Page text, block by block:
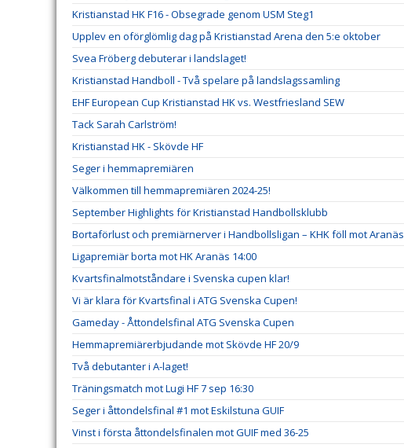
Kristianstad HK F16 - Obsegrade genom USM Steg1
Upplev en oförglömlig dag på Kristianstad Arena den 5:e oktober
Svea Fröberg debuterar i landslaget!
Kristianstad Handboll - Två spelare på landslagssamling
EHF European Cup Kristianstad HK vs. Westfriesland SEW
Tack Sarah Carlström!
Kristianstad HK - Skövde HF
Seger i hemmapremiären
Välkommen till hemmapremiären 2024-25!
September Highlights för Kristianstad Handbollsklubb
Bortaförlust och premiärnerver i Handbollsligan – KHK föll mot Aranäs
Ligapremiär borta mot HK Aranäs 14:00
Kvartsfinalmotståndare i Svenska cupen klar!
Vi är klara för Kvartsfinal i ATG Svenska Cupen!
Gameday - Åttondelsfinal ATG Svenska Cupen
Hemmapremiärerbjudande mot Skövde HF 20/9
Två debutanter i A-laget!
Träningsmatch mot Lugi HF 7 sep 16:30
Seger i åttondelsfinal #1 mot Eskilstuna GUIF
Vinst i första åttondelsfinalen mot GUIF med 36-25